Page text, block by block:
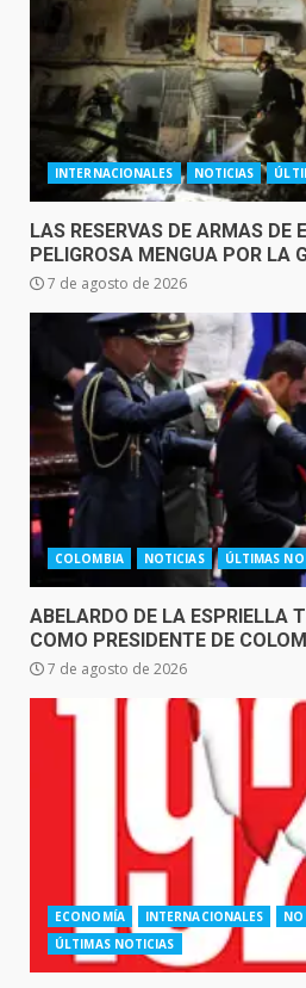
INTERNACIONALES NOTICIAS
LAS RESERVAS DE ARMAS DE
PELIGROSA MENGUA POR LA
7 de agosto de 2026
COLOMBIA NOTICIAS ÚLTIMAS
ABELARDO DE LA ESPRIELLA
COMO PRESIDENTE DE
7 de agosto de 2026
ECONOMÍA INTERNACIONALES
ÚLTIMAS NOTICIAS